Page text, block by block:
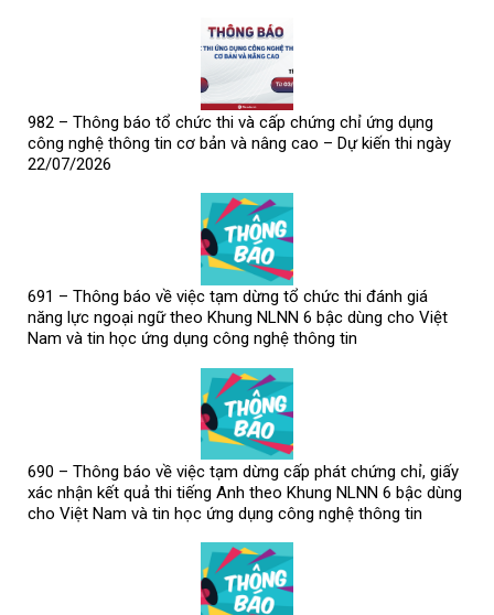
982 – Thông báo tổ chức thi và cấp chứng chỉ ứng dụng
công nghệ thông tin cơ bản và nâng cao – Dự kiến thi ngày
22/07/2026
691 – Thông báo về việc tạm dừng tổ chức thi đánh giá
năng lực ngoại ngữ theo Khung NLNN 6 bậc dùng cho Việt
Nam và tin học ứng dụng công nghệ thông tin
690 – Thông báo về việc tạm dừng cấp phát chứng chỉ, giấy
xác nhận kết quả thi tiếng Anh theo Khung NLNN 6 bậc dùng
cho Việt Nam và tin học ứng dụng công nghệ thông tin